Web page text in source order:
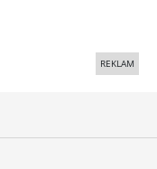
REKLAM